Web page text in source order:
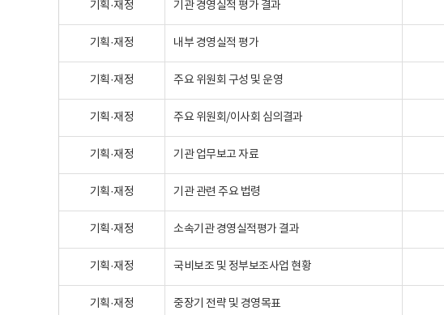
기획·재정 기관 경영실적 평가 결과
기획·재정 내부 경영실적 평가
기획·재정 주요 위원회 구성 및 운영
기획·재정 주요 위원회/이사회 심의결과
기획·재정 기관 업무보고 자료
기획·재정 기관 관련 주요 법령
기획·재정 소속기관 경영실적평가 결과
기획·재정 국비보조 및 정부보조사업 현황
기획·재정 중장기 전략 및 경영목표